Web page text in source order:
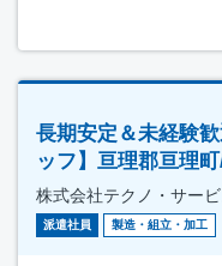
長期安定＆未経験
ッフ】亘理郡亘理
株式会社テクノ・サービ
派遣社員 製造・組立・加工